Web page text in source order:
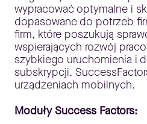
wypracować optymalne i
dopasowane do potrzeb
firm, które poszukują
wspierających rozwój
szybkiego uruchomienia i
subskrypcji.
urządzeniach mobilnych.
Moduły Success Factors: